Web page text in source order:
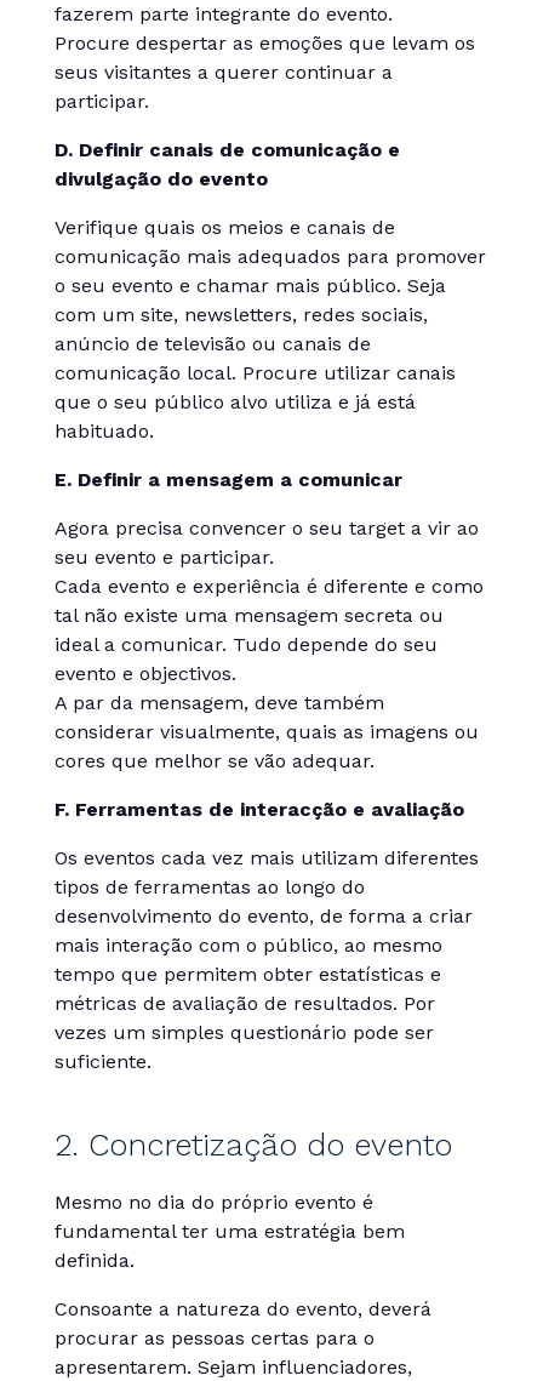
fazerem parte integrante do evento.
Procure despertar as emoções que levam os
seus visitantes a querer continuar a
participar.
D. Definir canais de comunicação e
divulgação do evento
Verifique quais os meios e canais de
comunicação mais adequados para promover
o seu evento e chamar mais público. Seja
com um site, newsletters, redes sociais,
anúncio de televisão ou canais de
comunicação local. Procure utilizar canais
que o seu público alvo utiliza e já está
habituado.
E. Definir a mensagem a comunicar
Agora precisa convencer o seu target a vir ao
seu evento e participar.
Cada evento e experiência é diferente e como
tal não existe uma mensagem secreta ou
ideal a comunicar. Tudo depende do seu
evento e objectivos.
A par da mensagem, deve também
considerar visualmente, quais as imagens ou
cores que melhor se vão adequar.
F. Ferramentas de interacção e avaliação
Os eventos cada vez mais utilizam diferentes
tipos de ferramentas ao longo do
desenvolvimento do evento, de forma a criar
mais interação com o público, ao mesmo
tempo que permitem obter estatísticas e
métricas de avaliação de resultados. Por
vezes um simples questionário pode ser
suficiente.
2. Concretização do evento
Mesmo no dia do próprio evento é
fundamental ter uma estratégia bem
definida.
Consoante a natureza do evento, deverá
procurar as pessoas certas para o
apresentarem. Sejam influenciadores,